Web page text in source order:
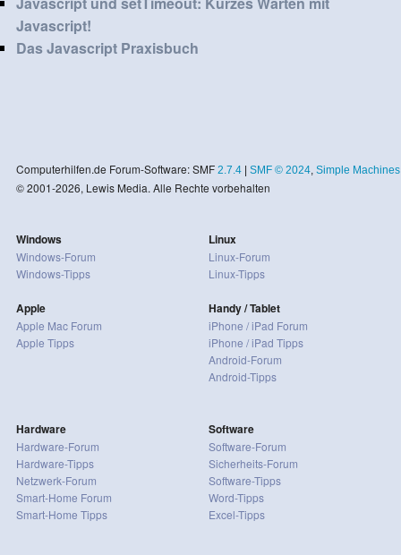
Javascript!
Das Javascript Praxisbuch
Computerhilfen.de Forum-Software: SMF 2.7.4| SMF © 2024, Simple Machines
© 2001-2026, Lewis Media. Alle Rechte vorbehalten
Windows
Windows-Forum
Windows-Tipps
Apple
Apple Mac Forum
Apple Tipps
Linux
Linux-Forum
Linux-Tipps
Handy / Tablet
iPhone / iPad Forum
iPhone / iPad Tipps
Android-Forum
Android-Tipps
Hardware
Hardware-Forum
Hardware-Tipps
Netzwerk-Forum
Smart-Home Forum
Smart-Home Tipps
Software
Software-Forum
Sicherheits-Forum
Software-Tipps
Word-Tipps
Excel-Tipps